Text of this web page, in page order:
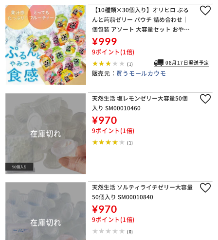
【10種類×30個入り】オリヒロ ぷる
んと蒟蒻ゼリー パウチ 詰め合わせ｜
個包装 アソート 大容量セット おやつ
ストックにも◎ ※内容は季節で変更あ
り ｜(食品ぷるんと30)
¥999
9ポイント(1倍)
(1) 08月17日発送予定
販売元： 買うモールカウモ
天然生活 塩レモンゼリー大容量50個
入り SM00010460
¥970
9ポイント(1倍)
(1)
天然生活 ソルティライチゼリー大容量
50個入り SM00010840
¥970
9ポイント(1倍)
(0)